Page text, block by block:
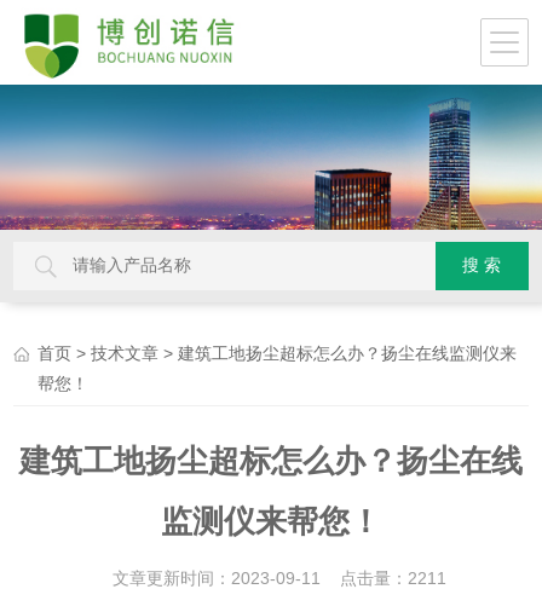
首页 >技术文章 > 建筑工地扬尘超标怎么办？扬尘在线监测仪来
帮您！
建筑工地扬尘超标怎么办？扬尘在线
监测仪来帮您！
文章更新时间：2023-09-11 点击量： 2211